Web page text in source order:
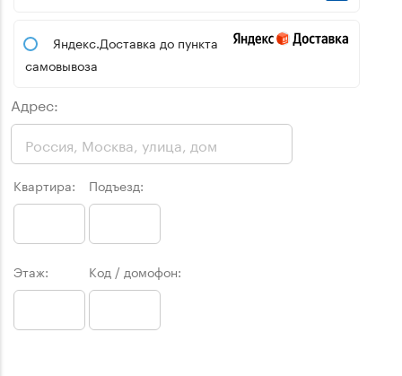
Яндекс.Доставка до пункта
самовывоза
Адрес:
Квартира: Подъезд:
Этаж: Код / домофон: